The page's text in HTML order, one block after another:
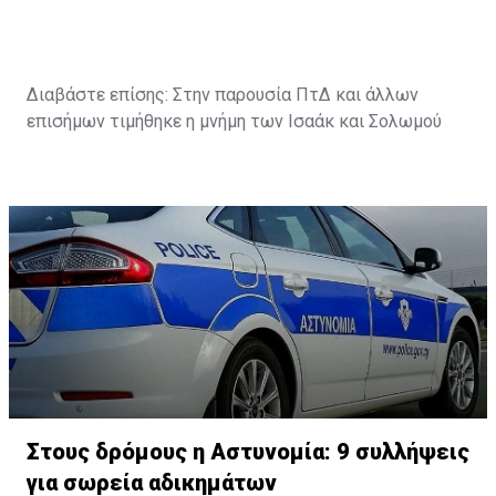
Διαβάστε επίσης: Στην παρουσία ΠτΔ και άλλων
επισήμων τιμήθηκε η μνήμη των Ισαάκ και Σολωμού
Στους δρόμους η Αστυνομία: 9 συλλήψεις
για σωρεία αδικημάτων